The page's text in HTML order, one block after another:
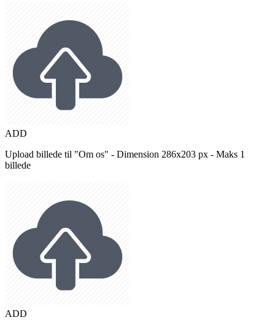
ADD
Upload billede til "Om os" - Dimension 286x203 px - Maks 1
billede
ADD